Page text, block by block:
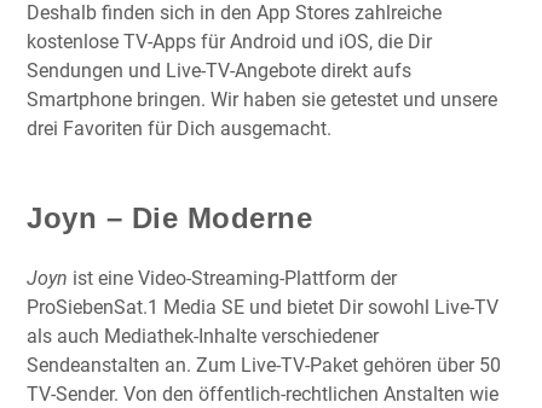
Deshalb finden sich in den App Stores zahlreiche
kostenlose TV-Apps für Android und iOS, die Dir
Sendungen und Live-TV-Angebote direkt aufs
Smartphone bringen. Wir haben sie getestet und unsere
drei Favoriten für Dich ausgemacht.
Joyn – Die Moderne
Joyn ist eine Video-Streaming-Plattform der
ProSiebenSat.1 Media SE und bietet Dir sowohl Live-TV
als auch Mediathek-Inhalte verschiedener
Sendeanstalten an. Zum Live-TV-Paket gehören über 50
TV-Sender. Von den öffentlich-rechtlichen Anstalten wie